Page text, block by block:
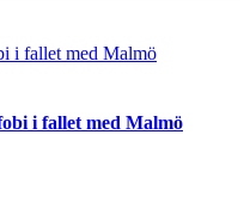
i fallet med Malmö
i fallet med Malmö